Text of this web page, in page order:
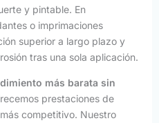
y pintable. En
o imprimaciones
superior a largo plazo y
tras una sola aplicación.
más barata sin
prestaciones de
competitivo. Nuestro